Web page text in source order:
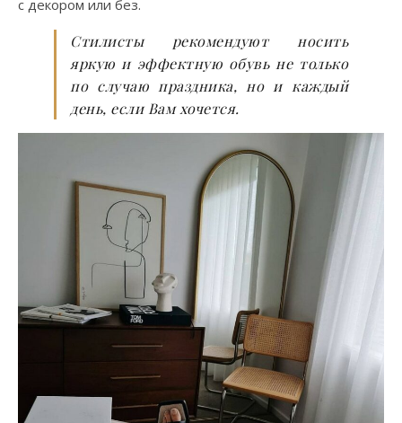
с декором или без.
Стилисты рекомендуют носить
яркую и эффектную обувь не только
по случаю праздника, но и каждый
день, если Вам хочется.